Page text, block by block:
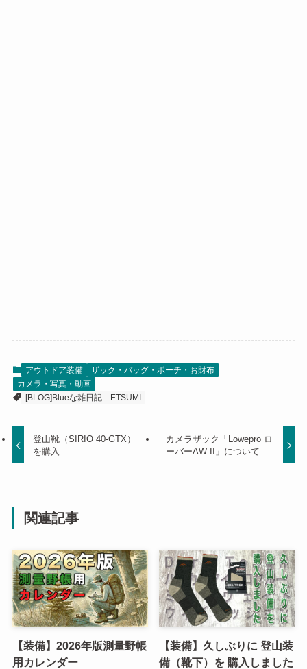
アウトドア装備
ザック・バッグ・ポーチ・お財布
カメラ・写真・動画
[BLOG]Blueな雑日記
ETSUMI
登山靴（SIRIO 40-GTX）
を購入
カメラザック「Lowepro ロ
ーバーAW II」について
関連記事
【装備】2026年版測量野帳
用カレンダー
【装備】久しぶりに 登山装
備（靴下）を 購入しました